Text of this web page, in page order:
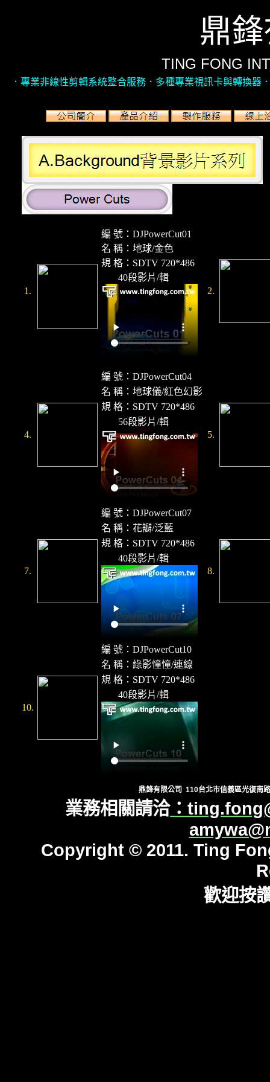
鼎
TING FONG
．專業非線性剪輯系統整合服務．多種專業視訊卡與轉換
1.
編 號：DJPowerCut01
名 稱：地球/金色
規 格：SDTV 720*486
40段影片/輯
2.
4.
編 號：DJPowerCut04
名 稱：地球儀/紅色幻影
規 格：SDTV 720*486
56段影片/輯
5.
7.
編 號：DJPowerCut07
名 稱：花瓣/泛藍
規 格：SDTV 720*486
40段影片/輯
8.
10.
編 號：DJPowerCut10
名 稱：綠影憧憧/連線
規 格：SDTV 720*486
40段影片/輯
鼎鋒有限公司 110台北市信義區光復南
業務相關請洽：
Copyright © 2011. Ting
歡迎按